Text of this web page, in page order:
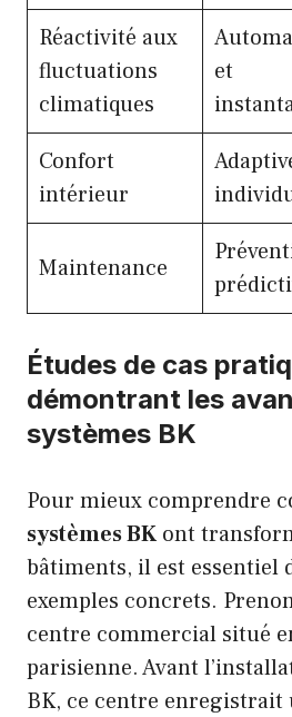
Réactivité aux
fluctuations
climatiques
et
Confort
intérieur
Maintenance
Études de cas
démontrant les
systèmes BK
Pour mieux comprendre
systèmes BK ont
bâtiments, il est essentiel
exemples concrets.
centre commercial situé
parisienne. Avant
BK, ce centre enregistrait